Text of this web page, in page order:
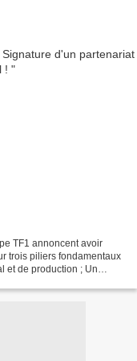
TF1 annoncent avoir
trois piliers fondamentaux
et de production ; Un